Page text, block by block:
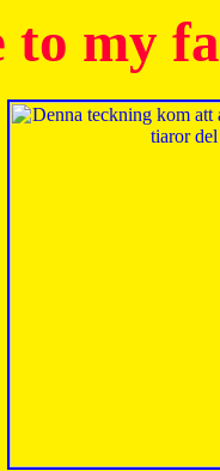
to my